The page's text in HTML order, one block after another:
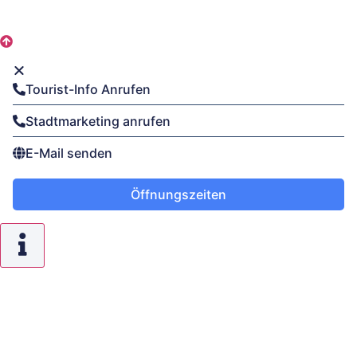
Tourist-Info Anrufen
Stadtmarketing anrufen
E-Mail senden
Öffnungszeiten